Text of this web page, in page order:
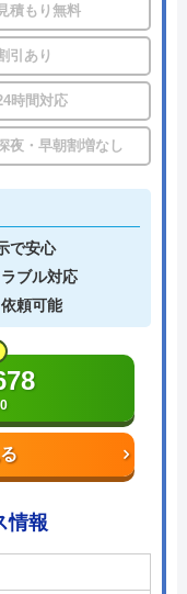
見積もり無料
引あり
時間対応
夜・早朝割増なし
で安心
ブル対応
頼可能
情報